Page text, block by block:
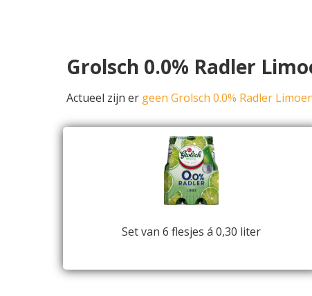
Grolsch 0.0% Radler
Actueel zijn er geen Grolsch 0.0% Radler
Set van 6 flesjes á 0,30 liter